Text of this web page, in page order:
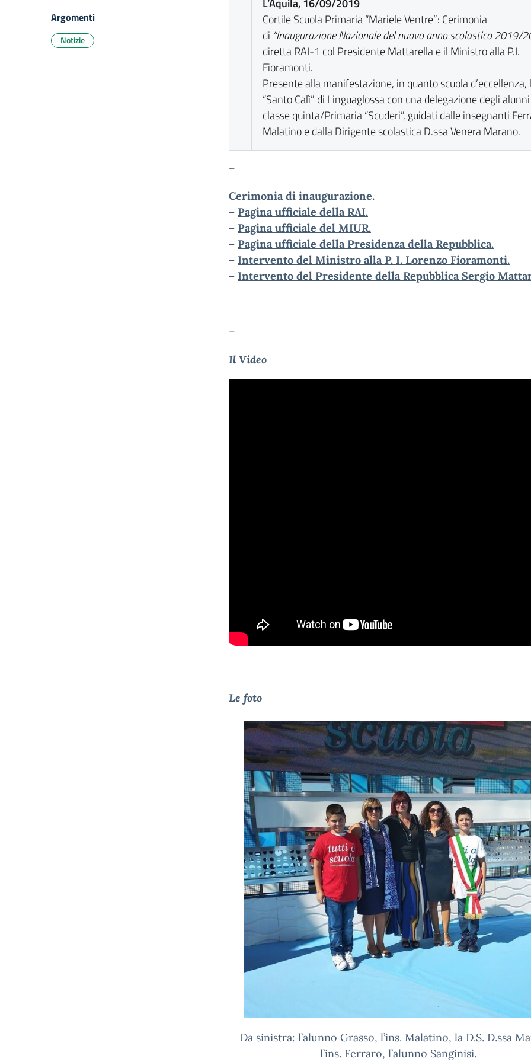
L’Aquila, 16/09/2019
Cortile Scuola Primaria “Mariele Ventre”: Cerimonia
di “Inaugurazione Nazionale del nuovo anno scolastico 2019/
diretta RAI-1 col Presidente Mattarella e il Ministro alla P.I.
Fioramonti.
Presente alla manifestazione, in quanto scuola d’eccellenza,
“Santo Calì” di Linguaglossa con una delegazione degli
classe quinta/Primaria “Scuderi”, guidati dalle insegnanti
Malatino e dalla Dirigente scolastica D.ssa Venera Marano.
–
Cerimonia di inaugurazione.
– Pagina ufficiale della RAI.
– Pagina ufficiale del MIUR.
– Pagina ufficiale della Presidenza della Repubblica.
– Intervento del Ministro alla P. I. Lorenzo Fioramonti.
– Intervento del Presidente della Repubblica Sergio
–
Il Video
Le foto
Da sinistra: l’alunno Grasso, l’ins. Malatino, la D.S. D.ssa
l’ins. Ferraro, l’alunno Sanginisi.
Argomenti
Notizie